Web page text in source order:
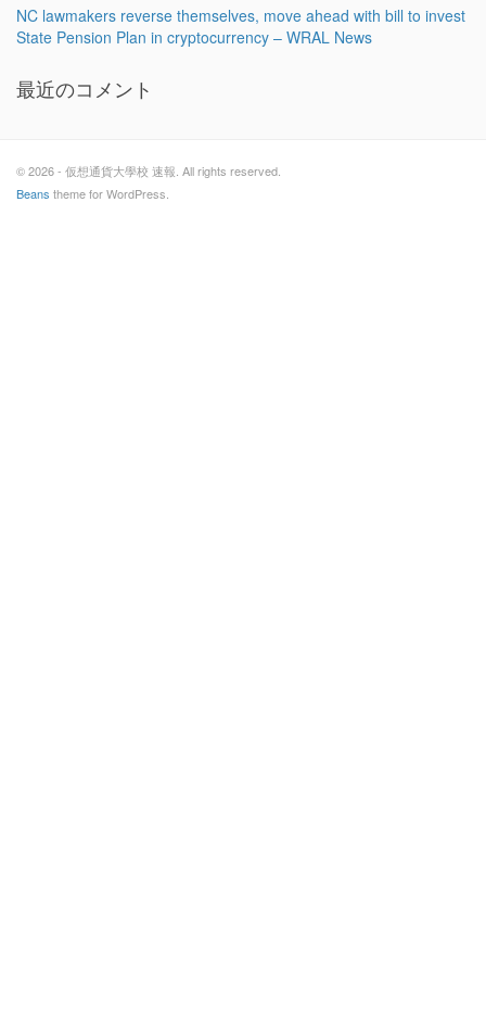
NC lawmakers reverse themselves, move ahead with bill to invest
State Pension Plan in cryptocurrency – WRAL News
最近のコメント
© 2026 - 仮想通貨大學校 速報. All rights reserved.
Beans theme for WordPress.